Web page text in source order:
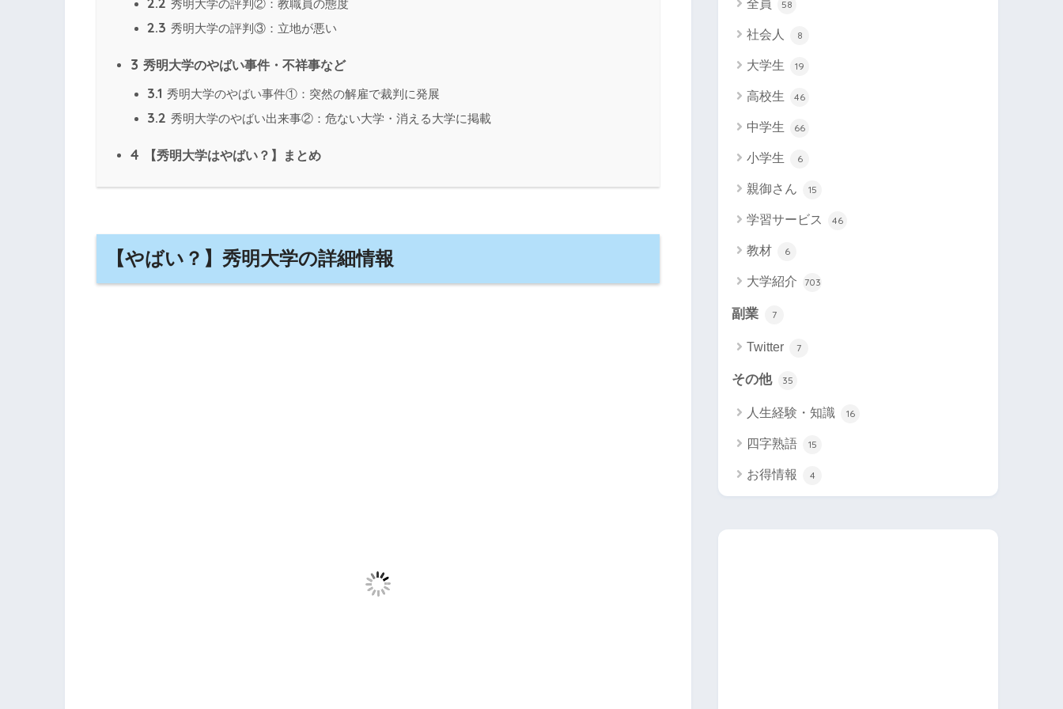
秀明大学の評判②：教職員の態度
2.3 秀明大学の評判③：立地が悪い
3 秀明大学のやばい事件・不祥事など
3.1 秀明大学のやばい事件①：突然の解雇で裁判に発展
3.2 秀明大学のやばい出来事②：危ない大学・消える大学に掲載
4 【秀明大学はやばい？】まとめ
【やばい？】秀明大学の詳細情報
全員 58
社会人 8
大学生 19
高校生 46
中学生 66
小学生 6
親御さん 15
学習サービス 46
教材 6
大学紹介 703
副業 7
Twitter 7
その他 35
人生経験・知識 16
四字熟語 15
お得情報 4